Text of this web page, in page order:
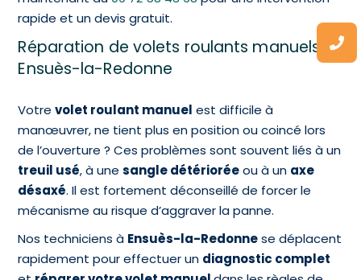
rapide et un devis gratuit.
Réparation de volets roulants manuels à
Ensuès-la-Redonne
Votrevolet roulant manuel est difficile à
manœuvrer, ne tient plus en position ou coincé lors
de l’ouverture ? Ces problèmes sont souvent liés à un
treuil usé, à unesangle détérioréeou à un axe
désaxé. Il est fortement déconseillé de forcer le
mécanisme au risque d’aggraver la panne.
Nos techniciens à Ensuès-la-Redonnese déplacent
rapidement pour effectuer un diagnostic complet